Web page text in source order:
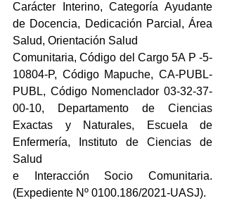
Carácter Interino, Categoría Ayudante
de Docencia, Dedicación Parcial, Área
Salud, Orientación Salud
Comunitaria, Código del Cargo 5A P -5-
10804-P, Código Mapuche, CA-PUBL-
PUBL, Código Nomenclador 03-32-37-
00-10, Departamento de Ciencias
Exactas y Naturales, Escuela de
Enfermería, Instituto de Ciencias de
Salud
e Interacción Socio Comunitaria.
(Expediente Nº 0100.186/2021-UASJ).